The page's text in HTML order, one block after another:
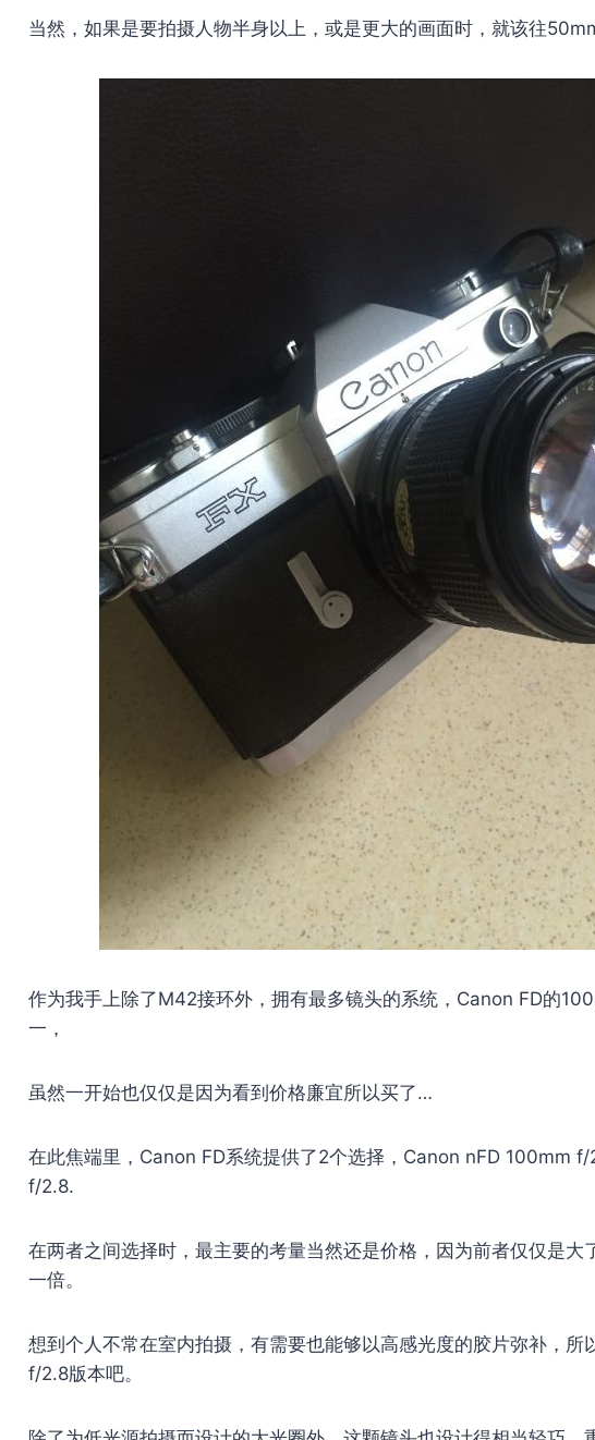
当然，如果是要拍摄人物半身以上，或是更大的画面时，就该往
作为我手上除了M42接环外，拥有最多镜头的系统，Canon FD的
一，
虽然一开始也仅仅是因为看到价格廉宜所以买了…
在此焦端里，Canon FD系统提供了2个选择，Canon nFD 100mm
f/2.8.
在两者之间选择时，最主要的考量当然还是价格，因为前者仅仅是大
一倍。
想到个人不常在室内拍摄，有需要也能够以高感光度的胶片弥补，所
f/2.8版本吧。